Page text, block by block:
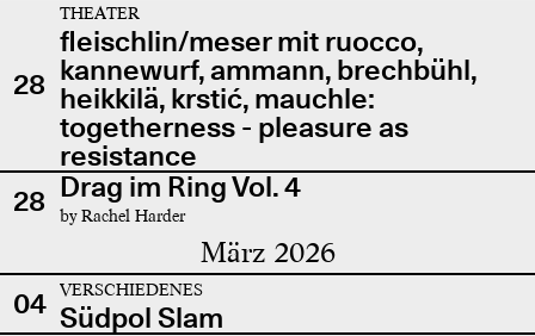
28
THEATER
fleischlin/meser mit ruocco,
kannewurf, ammann, brechbühl,
heikkilä, krstić, mauchle:
togetherness - pleasure as
resistance
28 Drag im Ring Vol. 4
by Rachel Harder
März 2026
04 VERSCHIEDENES
Südpol Slam